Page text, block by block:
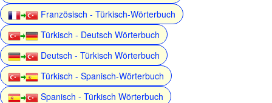
Französisch - Türkisch-Wörterbuch
Türkisch - Deutsch Wörterbuch
Deutsch - Türkisch Wörterbuch
Türkisch - Spanisch-Wörterbuch
Spanisch - Türkisch Wörterbuch